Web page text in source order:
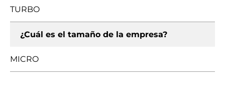
TURBO
¿Cuál es el tamaño de la empresa?
MICRO